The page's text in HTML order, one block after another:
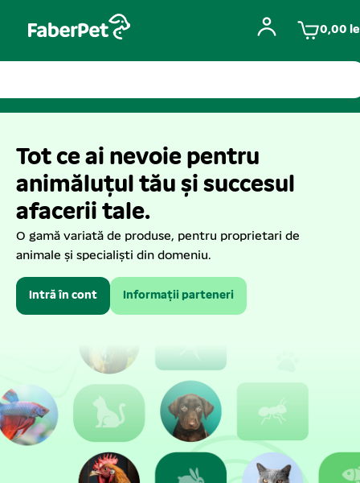
0,00
Tot ce ai nevoie pentru
animăluțul tău și succesul
afacerii tale.
O gamă variată de produse, pentru proprietari de
animale și specialiști din domeniu.
Intră în cont Informații parteneri